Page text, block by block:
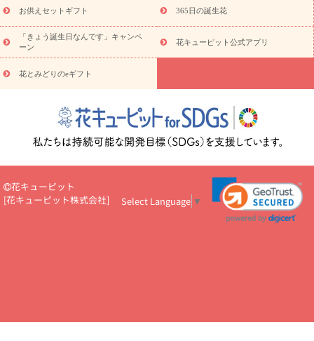
ド
お花の種類 トルコキキョウ
お祝い お祝い・3000円～ お祝い・4000円～
お祝い・
5000円～
お祝い・7000円～ お祝い・ 10000円～
お供え・お
悔やみ
円～
お供え・お悔やみ・
いのマナー
定年退職祝いのマナー
お祝いを贈るときのマナー・
花キューピットのお祝いコラム一覧
誕生日のお花を「色
彩心理学」で選ぶ方法
結婚祝いの予算相場
出産祝いお役立ち情
ール
新築引っ越し祝いコラム お祝い花のマナー総まとめ
職
場上司や先輩へ贈るお祝い花の正解は？
開店祝いの花 選び方ガイ
あり)
花キューピット×専門家
CO2排出量削減 / SDGsを考える
お供えセットギフト 365日の誕生花
「きょう誕生日なんです」キャンペ
ーン
花キューピット公式アプリ
花とみどりのeギフト
花キューピット
[花キューピット株式会社] Select Language ▼